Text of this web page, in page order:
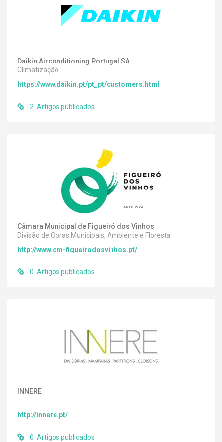
Daikin Airconditioning Portugal SA
Climatização
https://www.daikin.pt/pt_pt/customers.html
2 Artigos publicados
Câmara Municipal de Figueiró dos Vinhos
Divisão de Obras Municipais, Ambiente e Floresta
http://www.cm-figueirodosvinhos.pt/
0 Artigos publicados
INNERE
http://innere.pt/
0 Artigos publicados